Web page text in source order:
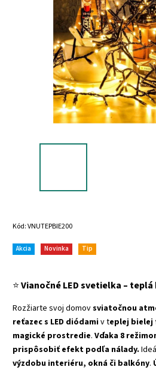
Kód:VNUTEPBIE200
Akcia Novinka Tip
⭐Vianočné LED svetielka – teplá
Rozžiarte svoj domovsviatočnou
reťazec s LED diódamiv teplej bielej
magické prostredie. Vďaka 8
prispôsobiť efekt podľa nálady.
výzdobu interiéru, okná či balkóny.